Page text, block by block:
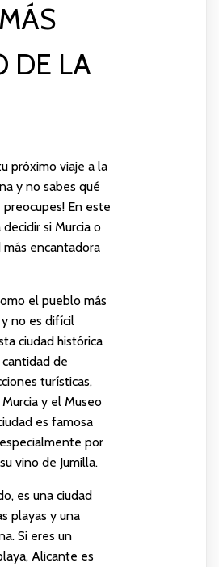
DE LA
próximo viaje a la
y no sabes qué
preocupes! En este
si Murcia o
encantadora
el pueblo más
no es difícil
ciudad histórica
de
turísticas,
y el Museo
es famosa
por
vino de Jumilla.
es una ciudad
playas y una
Si eres un
Alicante es